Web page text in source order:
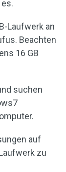
Laufwerk an
Beachten
16 GB
suchen
auf
zu